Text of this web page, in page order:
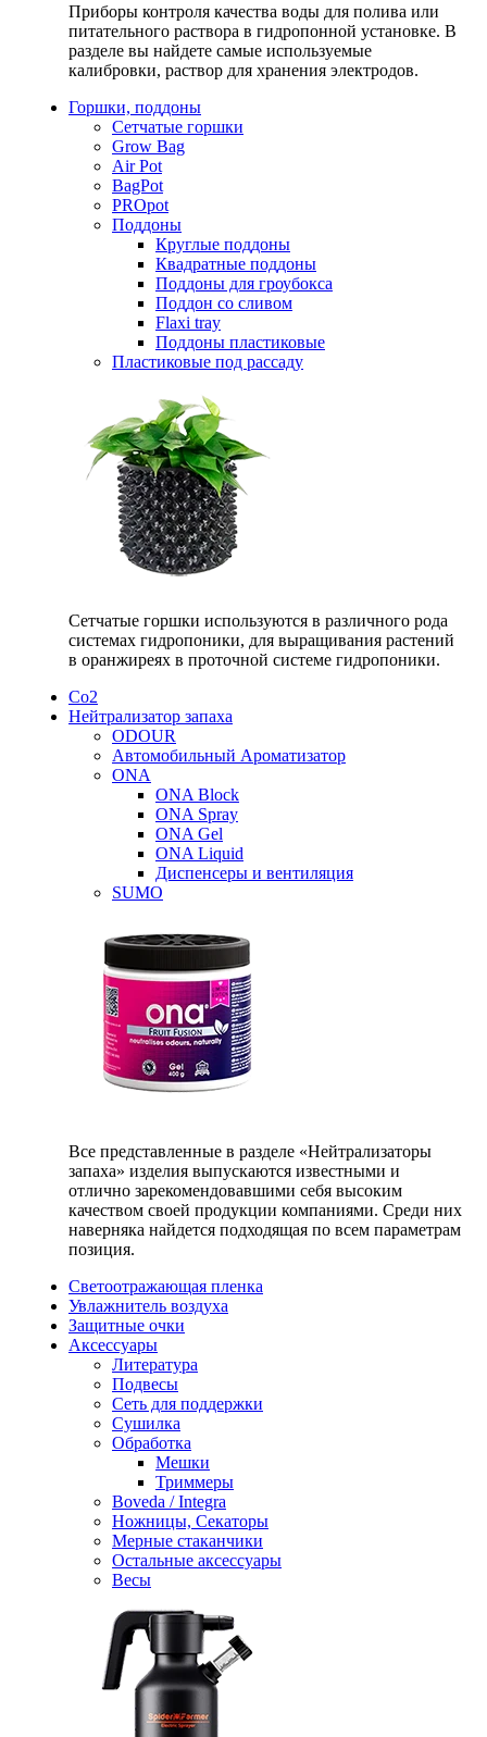
Приборы контроля качества воды для полива или
питательного раствора в гидропонной установке. В
разделе вы найдете самые используемые
калибровки, раствор для хранения электродов.
Горшки, поддоны
Сетчатые горшки
Grow Bag
Air Pot
BagPot
PROpot
Поддоны
Круглые поддоны
Квадратные поддоны
Поддоны для гроубокса
Поддон со сливом
Flaxi tray
Поддоны пластиковые
Пластиковые под рассаду
Сетчатые горшки используются в различного рода
системах гидропоники, для выращивания растений
в оранжиреях в проточной системе гидропоники.
Со2
Нейтрализатор запаха
ODOUR
Автомобильный Ароматизатор
ONA
ONA Block
ONA Spray
ONA Gel
ONA Liquid
Диспенсеры и вентиляция
SUMO
Все представленные в разделе «Нейтрализаторы
запаха» изделия выпускаются известными и
отлично зарекомендовавшими себя высоким
качеством своей продукции компаниями. Среди них
наверняка найдется подходящая по всем параметрам
позиция.
Светоотражающая пленка
Увлажнитель воздуха
Защитные очки
Аксессуары
Литература
Подвесы
Сеть для поддержки
Сушилка
Обработка
Мешки
Триммеры
Boveda / Integra
Ножницы, Секаторы
Мерные стаканчики
Остальные аксессуары
Весы